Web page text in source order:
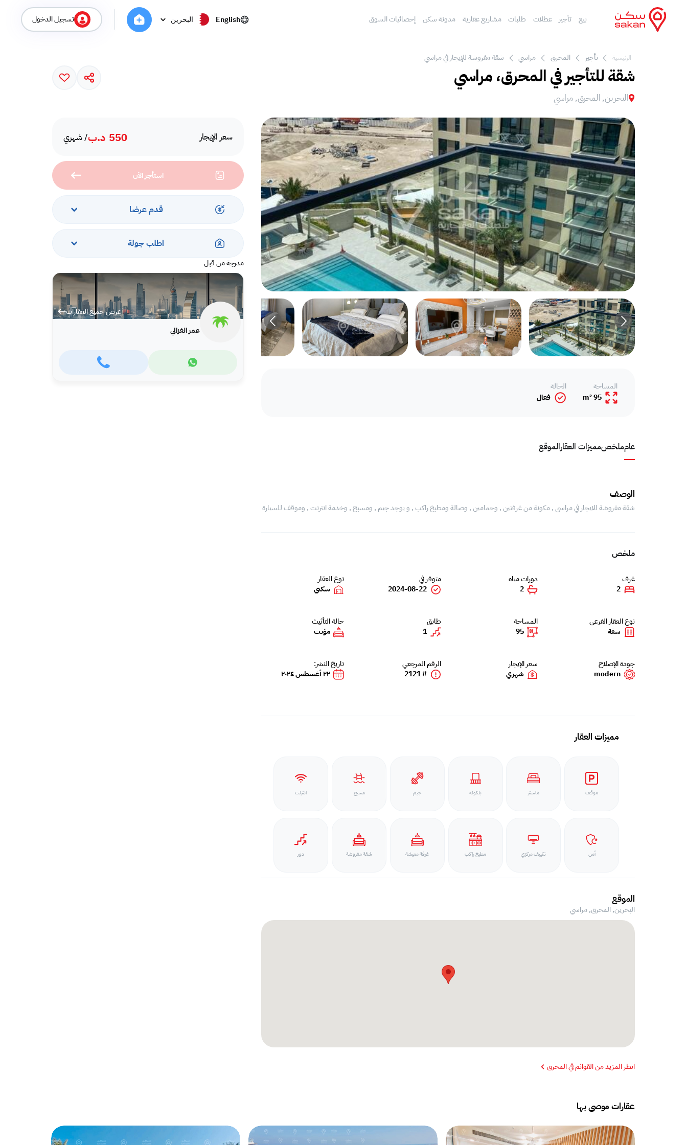
بيع تأجير عطلات طلبات مشاريع عقارية مدونة سكن إحصائيات السوق English البحرين تسجيل الدخول
الرئيسية تأجير المحرق مراسي شقة مفروشة للإيجار في مراسي
شقة للتأجير في المحرق، مراسي
البحرين, المحرق, مراسي
سعر الإيجار 550 د.ب/ شهري
استأجر الآن
قدم عرضا
اطلب جولة
مدرجة من قبل
عرض جميع العقارات
عمر الغزالي
عامملخصمميزات العقارالموقع
المساحة
95 m²
الحالة
فعال
الوصف
شقة مفروشة للايجار في مراسي , مكونة من غرفتين , وحمامين , وصالة ومطبخ راكب , و يوجد جيم , ومسبح , وخدمة انترنت , وموقف للسيارة
ملخص
غرف
2
دورات مياه
2
متوفر في
2024-08-22
نوع العقار
سكني
نوع العقار الفرعي
شقة
المساحة
95
طابق
1
حالة التأثيث
مؤثث
جودة الإصلاح
modern
سعر الإيجار
شهري
الرقم المرجعي
# 2121
تاريخ النشر:
٢٢ أغسطس ٢٠٢٤
مميزات العقار
موقف ماستر بلكونة جيم مسبح انترنت
أمن تكييف مركزي مطبخ راكب غرفة معيشة شقة مفروشة دور
الموقع
البحرين, المحرق,مراسي
انظر المزيد من القوائم في المحرق
عقارات موصى بها